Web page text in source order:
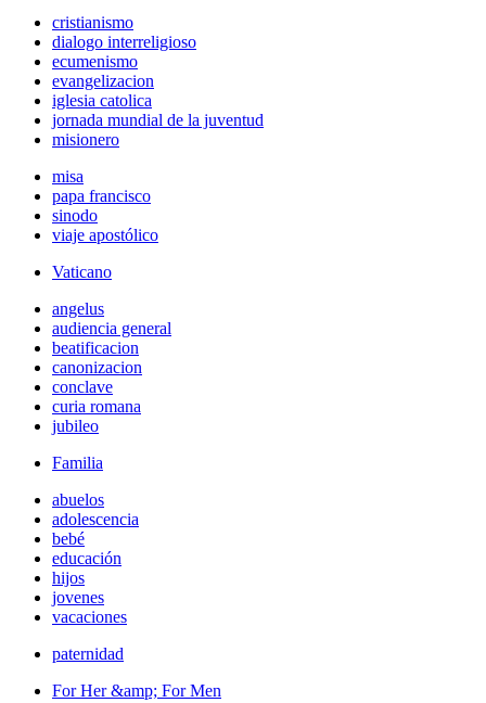
cristianismo
dialogo interreligioso
ecumenismo
evangelizacion
iglesia catolica
jornada mundial de la juventud
misionero
misa
papa francisco
sinodo
viaje apostólico
Vaticano
angelus
audiencia general
beatificacion
canonizacion
conclave
curia romana
jubileo
Familia
abuelos
adolescencia
bebé
educación
hijos
jovenes
vacaciones
paternidad
For Her &amp; For Men